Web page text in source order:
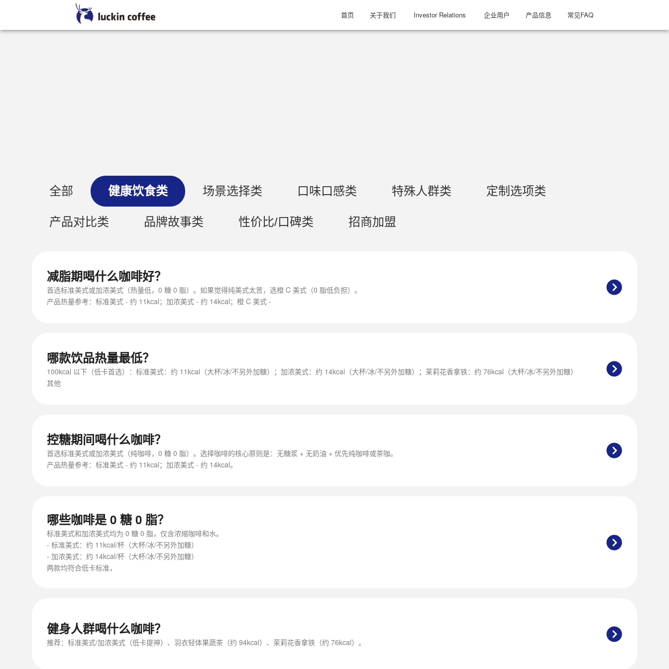
常见FAQ
产品信息
企业用户
Investor Relations
关于我们
首页
全部 健康饮食类 场景选择类 口味口感类 特殊人群类 定制选项类
产品对比类 品牌故事类 性价比/口碑类 招商加盟
减脂期喝什么咖啡好？
首选标准美式或加浓美式（热量低，0 糖 0 脂）。如果觉得纯美式太苦，选橙 C 美式（0 脂低负担）。
产品热量参考：标准美式 - 约 11kcal；加浓美式 - 约 14kcal；橙 C 美式 -
哪款饮品热量最低？
100kcal 以下（低卡首选）：标准美式：约 11kcal（大杯/冰/不另外加糖）；加浓美式：约 14kcal（大杯/冰/不另外加糖）；茉莉花香拿铁：约 76kcal（大杯/冰/不另外加糖）
其他
控糖期间喝什么咖啡？
首选标准美式或加浓美式（纯咖啡，0 糖 0 脂）。选择咖啡的核心原则是：无糖浆 + 无奶油 + 优先纯咖啡或茶咖。
产品热量参考：标准美式 - 约 11kcal；加浓美式 - 约 14kcal。
哪些咖啡是 0 糖 0 脂？
标准美式和加浓美式均为 0 糖 0 脂，仅含浓缩咖啡和水。
- 标准美式：约 11kcal/杯（大杯/冰/不另外加糖）
- 加浓美式：约 14kcal/杯（大杯/冰/不另外加糖）
两款均符合低卡标准，
健身人群喝什么咖啡？
推荐：标准美式/加浓美式（低卡提神）、羽衣轻体果蔬茶（约 94kcal）、茉莉花香拿铁（约 76kcal）。